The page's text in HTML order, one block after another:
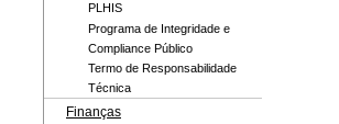
PLHIS
Programa de Integridade e
Compliance Público
Termo de Responsabilidade
Técnica
Finanças